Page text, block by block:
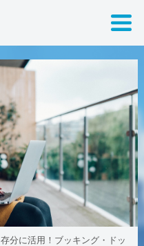
分に活用！ブッキング・ドッ